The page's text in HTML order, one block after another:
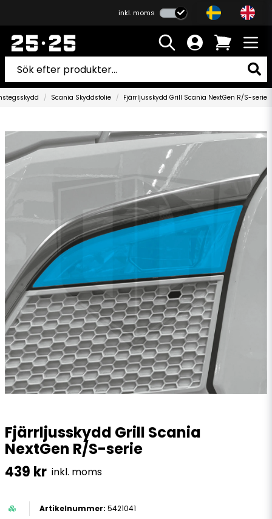
inkl. moms
Scania Skyddsfolie Fjärrljusskydd Grill Scania NextGen R/S-serie
Fjärrljusskydd Grill Scania
NextGen R/S-serie
439 kr inkl. moms
5421041